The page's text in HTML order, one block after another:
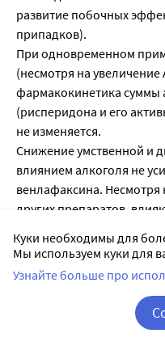
развитие побочных
припадков).
При одновременном
(несмотря на увеличение
фармакокинетика суммы
(рисперидона и его
не изменяется.
Снижение умственной и
влиянием алкоголя не
венлафаксина. Несмотря
других препаратов,
рекомендуется
На фоне приема
особую осторожность
так как опыт
Куки необходимы для
Мы используем куки для
Узнайте больше про